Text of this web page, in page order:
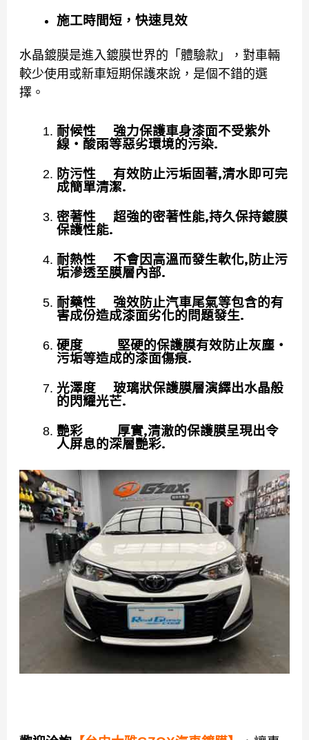
施工時間短，快速見效
水晶鍍膜是進入鍍膜世界的「體驗款」，對車輛
較少使用或新車短期保護來說，是個不錯的選
擇。
耐候性 強力保護車身漆面不受紫外
線‧酸雨等惡劣環境的污染.
防污性 有效防止污垢固著,清水即可完
成簡單清潔.
密著性 超強的密著性能,持久保持鍍膜
保護性能.
耐熱性 不會因高溫而發生軟化,防止污
垢滲透至膜層內部.
耐藥性 強效防止汽車尾氣等包含的有
害成份造成漆面劣化的問題發生.
硬度 堅硬的保護膜有效防止灰塵‧
污垢等造成的漆面傷痕.
光澤度 玻璃狀保護膜層演繹出水晶般
的閃耀光芒.
艷彩 厚實,清澈的保護膜呈現出令
人屏息的深層艷彩.